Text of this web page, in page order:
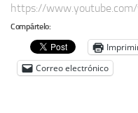
https://
Compártelo:
Correo electrónico